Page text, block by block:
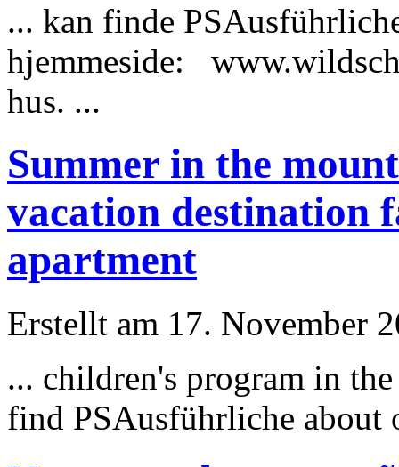
... kan finde PS
hjemmeside:
hus. ...
Summer in the
vacation destination
apartment
Erstellt am 17. November
... children's program in
find PSAusführliche about